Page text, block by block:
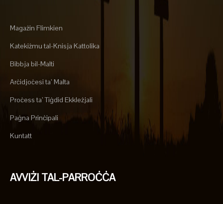
Magażin Flimkien
Katekiżmu tal-Knisja Kattolika
Bibbja bil-Malti
Arċidjoċesi ta’ Malta
Proċess ta’ Tiġdid Ekkleżjali
Paġna Prinċipali
Kuntatt
AVVIŻI TAL-PARROĊĊA